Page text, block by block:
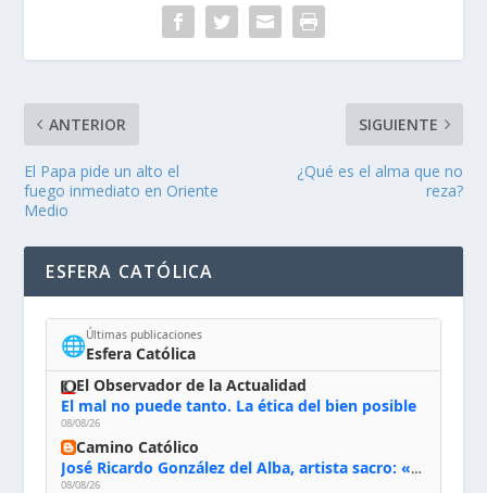
ANTERIOR
El Papa pide un alto el
fuego inmediato en Oriente
Medio
SIGUIENTE
¿Qué es el alma que no
reza?
ESFERA CATÓLICA
🌐Últimas publicaciones
Esfera Católica
El Observador de la Actualidad
El mal no puede tanto. La ética del bien posible
08/08/26
Camino Católico
José Ricardo González del Alba, artista sacro: «Yo oro, hablo con Dios, le pido al Espíritu Santo su inspiración y siempre pinto rezando el rosario para que sea Él quien actúe a través de mis manos»
08/08/26